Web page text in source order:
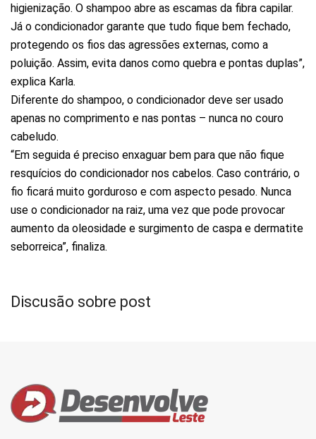
higienização. O shampoo abre as escamas da fibra capilar.
Já o condicionador garante que tudo fique bem fechado,
protegendo os fios das agressões externas, como a
poluição. Assim, evita danos como quebra e pontas duplas”,
explica Karla.
Diferente do shampoo, o condicionador deve ser usado
apenas no comprimento e nas pontas – nunca no couro
cabeludo.
“Em seguida é preciso enxaguar bem para que não fique
resquícios do condicionador nos cabelos. Caso contrário, o
fio ficará muito gorduroso e com aspecto pesado. Nunca
use o condicionador na raiz, uma vez que pode provocar
aumento da oleosidade e surgimento de caspa e dermatite
seborreica”, finaliza.
Discusão sobre post